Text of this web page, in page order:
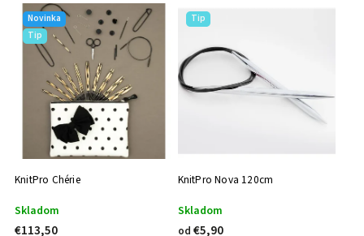
Novinka
Tip
KnitPro Chérie
Skladom
€113,50
Tip
KnitPro Nova 120cm
Skladom
od €5,90